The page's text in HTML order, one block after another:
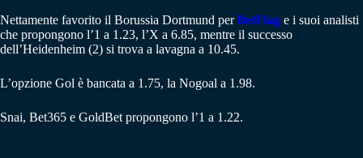
Nettamente favorito il Borussia Dortmund perBetFlag e i suoi analisti
che propongono l’1 a 1.23, l’X a 6.85, mentre il successo
dell’Heidenheim (2) si trova a lavagna a 10.45.
L’opzione Gol è bancata a 1.75, la Nogoal a 1.98.
Snai, Bet365 e GoldBet propongono l’1 a 1.22.